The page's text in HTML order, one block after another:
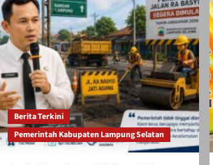
Berita Terkini
Pemerintah Kabupaten Lampung Selatan